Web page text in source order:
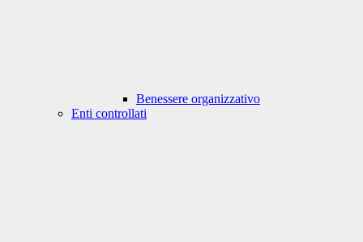
Benessere organizzativo
Enti controllati